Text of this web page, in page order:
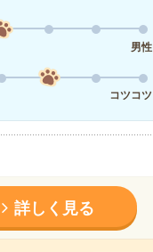
男性
コツコツ
詳しく見る